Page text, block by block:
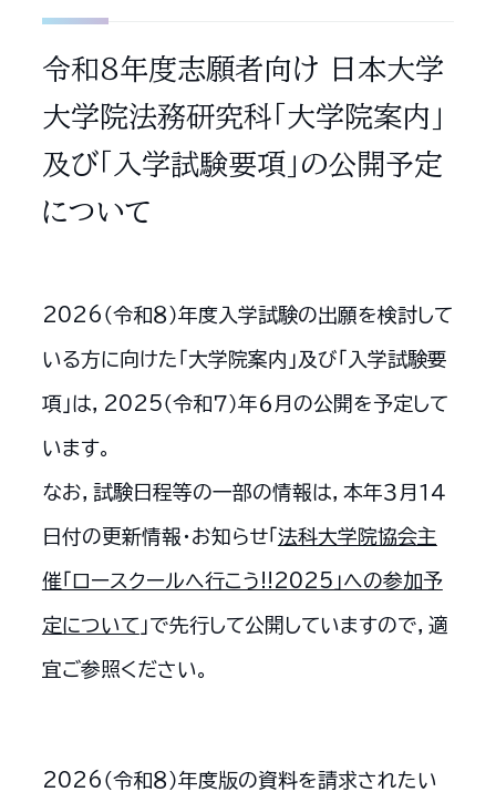
令和８年度志願者向け 日本大学
大学院法務研究科「大学院案内」
及び「入学試験要項」の公開予定
について
2026（令和８）年度入学試験の出願を検討して
いる方に向けた「大学院案内」及び「入学試験要
項」は，2025（令和７）年６月の公開を予定して
います。
なお，試験日程等の一部の情報は，本年３月１４
日付の更新情報・お知らせ「 法科大学院協会主
催「ロースクールへ行こう!!2025」への参加予
定について 」で先行して公開していますので，適
宜ご参照ください。
2026（令和８）年度版の資料を請求されたい